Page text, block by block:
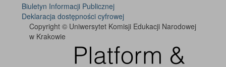
Biuletyn Informacji Publicznej
Deklaracja dostępności cyfrowej
Copyright © Uniwersytet Komisji Edukacji Narodowej
w Krakowie